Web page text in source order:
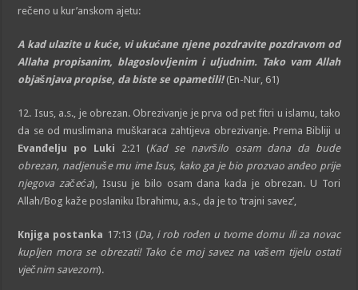
rečeno u kur’anskom ajetu:
A kad ulazite u kuće, vi ukućane njene pozdravite pozdravom od
Allaha propisanim, blagoslovljenim i uljudnim. Tako vam Allah
objašnjava propise, da biste se opametili!(En-Nur, 61)
12. Isus, a.s., je obrezan. Obrezivanje je prva od pet fitri u islamu, tako
da se od muslimana muškaraca zahtijeva obrezivanje. Prema Bibliji u
Evanđelju po Luki 2:21 (Kad se navršilo osam dana da bude
obrezan, nadjenuše mu ime Isus, kako ga je bio prozvao anđeo prije
njegova začeća), Isusu je bilo osam dana kada je obrezan. U Tori
Allah/Bog kaže poslaniku Ibrahimu, a.s., da je to ‘trajni savez’,
Knjiga postanka 17:13 (Da, i rob rođen u tvome domu ili za novac
kupljen mora se obrezati! Tako će moj savez na vašem tijelu ostati
vječnim savezom).